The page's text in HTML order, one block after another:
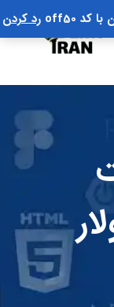
رد کردن